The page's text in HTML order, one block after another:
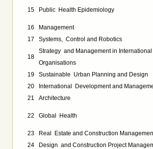
15 Public Health Epidemiology
16
Management
17
Systems, Control and Robotics
18
Strategy and Management in International
Organisations
19 Sustainable Urban Planning and Design
20
International Development and
21
Architecture
22 Global Health
23
Real Estate and Construction
24
Design and Construction Project